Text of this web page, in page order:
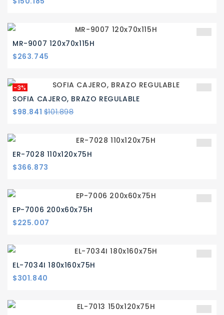
MR-9007 120x70x115H
Precio
$263.745
-3%
SOFIA CAJERO, BRAZO REGULABLE
Precio
$98.841 Precio
$101.898
ER-7028 110x120x75H
Precio
$366.873
EP-7006 200x60x75H
Precio
$225.007
EL-7034I 180x160x75H
Precio
$301.840